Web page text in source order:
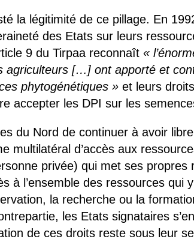
la légitimité de ce pillage. En
des Etats sur leurs
9 du Tirpaa reconnaît«
agriculteurs […] ont apporté et
phytogénétiques » et leurs
accepter les DPI sur les
du Nord de continuer à avoir
multilatéral d’accès aux
privée) qui met ses
à l’ensemble des ressources
la recherche ou la
les Etats signataires
de ces droits reste sous leur